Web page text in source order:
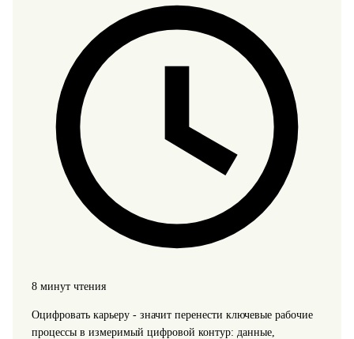
8 минут чтения
Оцифровать карьеру - значит перенести ключевые рабочие
процессы в измеримый цифровой контур: данные,